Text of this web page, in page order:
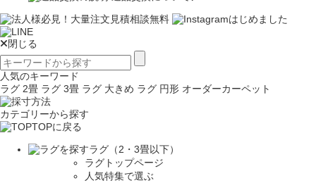
閉じる
人気のキーワード
ラグ 2畳 ラグ 3畳 ラグ 大きめ ラグ 円形 オーダーカーペット
カテゴリーから探す
TOPに戻る
ラグ（2・3畳以下）
ラグトップページ
人気特集で選ぶ